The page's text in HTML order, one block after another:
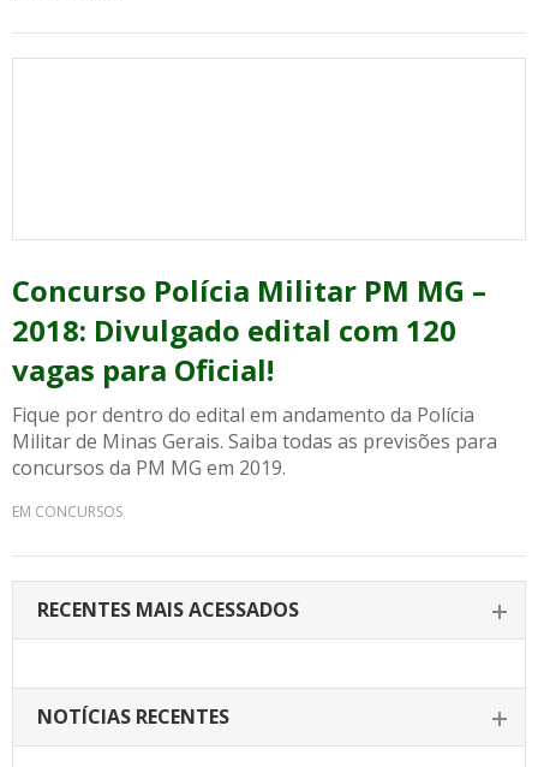
Concurso Polícia Militar PM MG –
2018: Divulgado edital com 120
vagas para Oficial!
Fique por dentro do edital em andamento da Polícia
Militar de Minas Gerais. Saiba todas as previsões para
concursos da PM MG em 2019.
EM CONCURSOS
RECENTES MAIS ACESSADOS
NOTÍCIAS RECENTES